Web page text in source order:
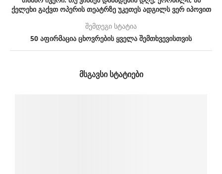
ქელეხი გაქვთ ოპერის თეატრზე უკეთეს ადგილს ვერ იპოვით
შემდეგი სტატია
50 აფირმაცია ცხოვრების ყველა შემთხვევისთვის
ᲛᲡᲒᲐᲕᲡᲘ ᲡᲢᲐᲢᲘᲔᲑᲘ